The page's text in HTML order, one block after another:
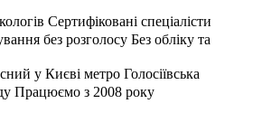
Сертифіковані спеціалісти
без розголосу Без обліку та
у Києві метро Голосіївська
Працюємо з 2008 року